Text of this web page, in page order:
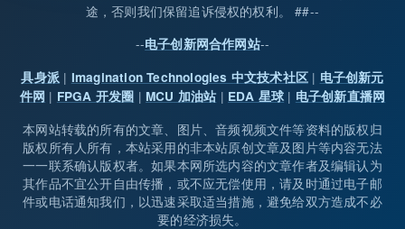
途，否则我们保留追诉侵权的权利。 ##--
--电子创新网合作网站--
具身派 | Imagination Technologies 中文技术社区| 电子创新元
件网 | FPGA 开发圈 | MCU 加油站 | EDA 星球 | 电子创新直播网
本网站转载的所有的文章、图片、音频视频文件等资料的版权归
版权所有人所有，本站采用的非本站原创文章及图片等内容无法
一一联系确认版权者。如果本网所选内容的文章作者及编辑认为
其作品不宜公开自由传播，或不应无偿使用，请及时通过电子邮
件或电话通知我们，以迅速采取适当措施，避免给双方造成不必
要的经济损失。